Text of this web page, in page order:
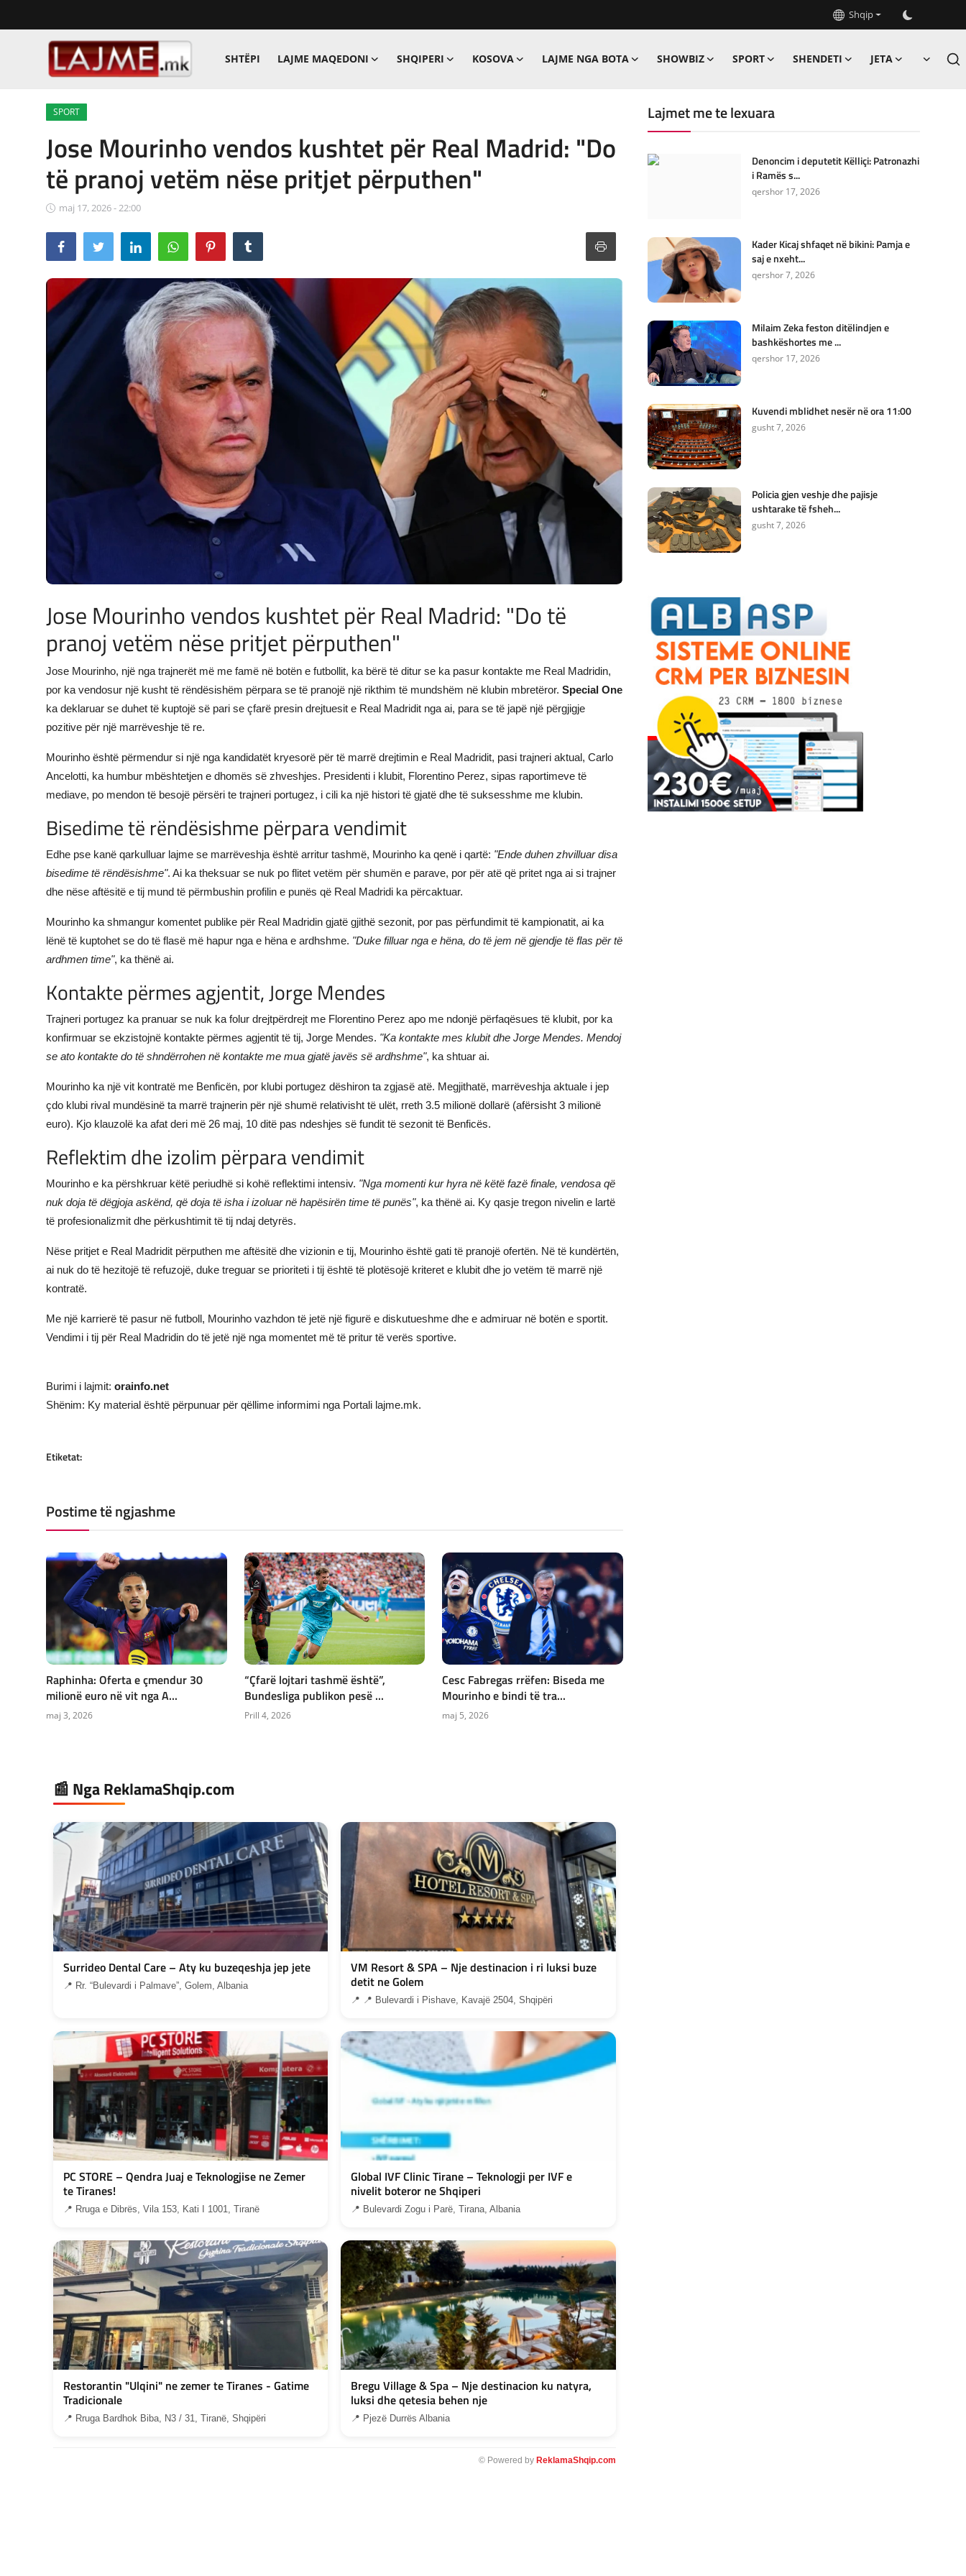
Shqip
SHTËPI LAJME MAQEDONI SHQIPERI KOSOVA LAJME NGA BOTA SHOWBIZ SPORT SHENDETI JETA
LAJME MAQEDONI
SHQIPERI
KOSOVA
LAJME NGA BOTA
SHOWBIZ
SHENDETI
SPORT
Jose Mourinho vendos kushtet për Real Madrid: "Do
të pranoj vetëm nëse pritjet përputhen"
maj 17, 2026 - 22:00
Jose Mourinho vendos kushtet për Real Madrid: "Do të
pranoj vetëm nëse pritjet përputhen"
Jose Mourinho, një nga trajnerët më me famë në botën e futbollit, ka bërë të ditur se ka pasur kontakte me Real Madridin,
por ka vendosur një kusht të rëndësishëm përpara se të pranojë një rikthim të mundshëm në klubin mbretëror. Special One
ka deklaruar se duhet të kuptojë së pari se çfarë presin drejtuesit e Real Madridit nga ai, para se të japë një përgjigje
pozitive për një marrëveshje të re.
Mourinho është përmendur si një nga kandidatët kryesorë për të marrë drejtimin e Real Madridit, pasi trajneri aktual, Carlo
Ancelotti, ka humbur mbështetjen e dhomës së zhveshjes. Presidenti i klubit, Florentino Perez, sipas raportimeve të
mediave, po mendon të besojë përsëri te trajneri portugez, i cili ka një histori të gjatë dhe të suksesshme me klubin.
Bisedime të rëndësishme përpara vendimit
Edhe pse kanë qarkulluar lajme se marrëveshja është arritur tashmë, Mourinho ka qenë i qartë: "Ende duhen zhvilluar disa
bisedime të rëndësishme". Ai ka theksuar se nuk po flitet vetëm për shumën e parave, por për atë që pritet nga ai si trajner
dhe nëse aftësitë e tij mund të përmbushin profilin e punës që Real Madridi ka përcaktuar.
Mourinho ka shmangur komentet publike për Real Madridin gjatë gjithë sezonit, por pas përfundimit të kampionatit, ai ka
lënë të kuptohet se do të flasë më hapur nga e hëna e ardhshme. "Duke filluar nga e hëna, do të jem në gjendje të flas për të
ardhmen time", ka thënë ai.
Kontakte përmes agjentit, Jorge Mendes
Trajneri portugez ka pranuar se nuk ka folur drejtpërdrejt me Florentino Perez apo me ndonjë përfaqësues të klubit, por ka
konfirmuar se ekzistojnë kontakte përmes agjentit të tij, Jorge Mendes. "Ka kontakte mes klubit dhe Jorge Mendes. Mendoj
se ato kontakte do të shndërrohen në kontakte me mua gjatë javës së ardhshme", ka shtuar ai.
Mourinho ka një vit kontratë me Benficën, por klubi portugez dëshiron ta zgjasë atë. Megjithatë, marrëveshja aktuale i jep
çdo klubi rival mundësinë ta marrë trajnerin për një shumë relativisht të ulët, rreth 3.5 milionë dollarë (afërsisht 3 milionë
euro). Kjo klauzolë ka afat deri më 26 maj, 10 ditë pas ndeshjes së fundit të sezonit të Benficës.
Reflektim dhe izolim përpara vendimit
Mourinho e ka përshkruar këtë periudhë si kohë reflektimi intensiv. "Nga momenti kur hyra në këtë fazë finale, vendosa që
nuk doja të dëgjoja askënd, që doja të isha i izoluar në hapësirën time të punës", ka thënë ai. Ky qasje tregon nivelin e lartë
të profesionalizmit dhe përkushtimit të tij ndaj detyrës.
Nëse pritjet e Real Madridit përputhen me aftësitë dhe vizionin e tij, Mourinho është gati të pranojë ofertën. Në të kundërtën,
ai nuk do të hezitojë të refuzojë, duke treguar se prioriteti i tij është të plotësojë kriteret e klubit dhe jo vetëm të marrë një
kontratë.
Me një karrierë të pasur në futboll, Mourinho vazhdon të jetë një figurë e diskutueshme dhe e admiruar në botën e sportit.
Vendimi i tij për Real Madridin do të jetë një nga momentet më të pritur të verës sportive.
Burimi i lajmit: orainfo.net
Shënim: Ky material është përpunuar për qëllime informimi nga Portali lajme.mk.
Etiketat:
Postime të ngjashme
Raphinha: Oferta e çmendur 30
milionë euro në vit nga A...
maj 3, 2026
“Çfarë lojtari tashmë është”,
Bundesliga publikon pesë ...
Prill 4, 2026
Cesc Fabregas rrëfen: Biseda me
Mourinho e bindi të tra...
maj 5, 2026
📰 Nga ReklamaShqip.com
Surrideo Dental Care – Aty ku buzeqeshja jep jete
📍 Rr. “Bulevardi i Palmave”, Golem, Albania
VM Resort & SPA – Nje destinacion i ri luksi buze
detit ne Golem
📍 📍 Bulevardi i Pishave, Kavajë 2504, Shqipëri
PC STORE – Qendra Juaj e Teknologjise ne Zemer
te Tiranes!
📍 Rruga e Dibrës, Vila 153, Kati I 1001, Tiranë
Global IVF Clinic Tirane – Teknologji per IVF e
nivelit boteror ne Shqiperi
📍 Bulevardi Zogu i Parë, Tirana, Albania
Restorantin "Ulqini" ne zemer te Tiranes - Gatime
Tradicionale
📍 Rruga Bardhok Biba, N3 / 31, Tiranë, Shqipëri
Bregu Village & Spa – Nje destinacion ku natyra,
luksi dhe qetesia behen nje
📍 Pjezë Durrës Albania
© Powered by ReklamaShqip.com
Lajmet me te lexuara
Denoncim i deputetit Këlliçi: Patronazhi
i Ramës s...
qershor 17, 2026
Kader Kicaj shfaqet në bikini: Pamja e
saj e nxeht...
qershor 7, 2026
Milaim Zeka feston ditëlindjen e
bashkëshortes me ...
qershor 17, 2026
Kuvendi mblidhet nesër në ora 11:00
gusht 7, 2026
Policia gjen veshje dhe pajisje
ushtarake të fsheh...
gusht 7, 2026